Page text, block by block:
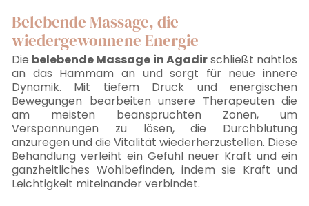
Belebende Massage, die
wiedergewonnene Energie
Die belebende Massage in Agadirschließt nahtlos
an das Hammam an und sorgt für neue innere
Dynamik. Mit tiefem Druck und energischen
Bewegungen bearbeiten unsere Therapeuten die
am meisten beanspruchten Zonen, um
Verspannungen zu lösen, die Durchblutung
anzuregen und die Vitalität wiederherzustellen. Diese
Behandlung verleiht ein Gefühl neuer Kraft und ein
ganzheitliches Wohlbefinden, indem sie Kraft und
Leichtigkeit miteinander verbindet.